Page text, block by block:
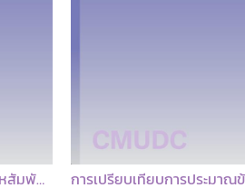
วิธีการคัดกรองโดยอิงสหสัมพันธ์เพื่อค้นหาปฏิสัมพันธ์ระหว่างยีนในการศึกษาความสัมพันธ์ทางพันธุกรรมระดับจีโนม : รายงานวิจัยฉบับสมบูรณ์ = Correlation based filtering method for detecting gene-gene interactions in genome-wide association study / จิตติมา พิริยะพงศา [และคนอื่นๆ 4 คน]